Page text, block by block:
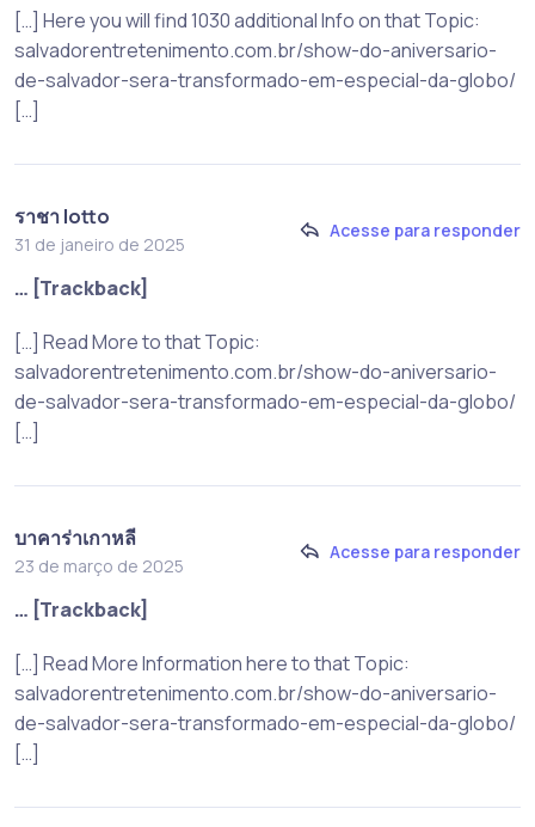
[…] Here you will find 1030 additional Info on that Topic:
salvadorentretenimento.com.br/show-do-aniversario-
de-salvador-sera-transformado-em-especial-da-globo/
[…]
ราชา lotto
31 de janeiro de 2025
Acesse para responder
… [Trackback]
[…] Read More to that Topic:
salvadorentretenimento.com.br/show-do-aniversario-
de-salvador-sera-transformado-em-especial-da-globo/
[…]
บาคาร่าเกาหลี
23 de março de 2025
Acesse para responder
… [Trackback]
[…] Read More Information here to that Topic:
salvadorentretenimento.com.br/show-do-aniversario-
de-salvador-sera-transformado-em-especial-da-globo/
[…]